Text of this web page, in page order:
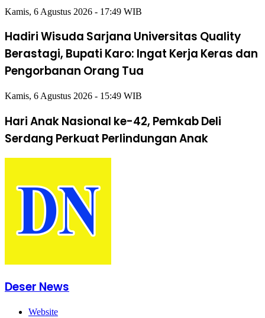
Kamis, 6 Agustus 2026 - 17:49 WIB
Hadiri Wisuda Sarjana Universitas Quality
Berastagi, Bupati Karo: Ingat Kerja Keras dan
Pengorbanan Orang Tua
Kamis, 6 Agustus 2026 - 15:49 WIB
Hari Anak Nasional ke-42, Pemkab Deli
Serdang Perkuat Perlindungan Anak
Deser News
Website